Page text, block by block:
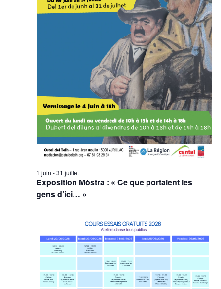
Exposition Mòstra : « Ce que portaient les
gens d’ici… »
1 juin -31 juillet